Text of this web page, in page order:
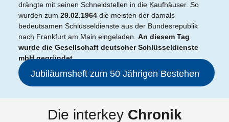
drängte mit seinen Schneidstellen in die Kaufhäuser. So
wurden zum 29.02.1964die meisten der damals
bedeutsamen Schlüsseldienste aus der Bundesrepublik
nach Frankfurt am Main eingeladen. An diesem Tag
wurde die Gesellschaft deutscher Schlüsseldienste
mbH gegründet.
Jubiläumsheft zum 50 Jährigen Bestehen
Die interkey Chronik